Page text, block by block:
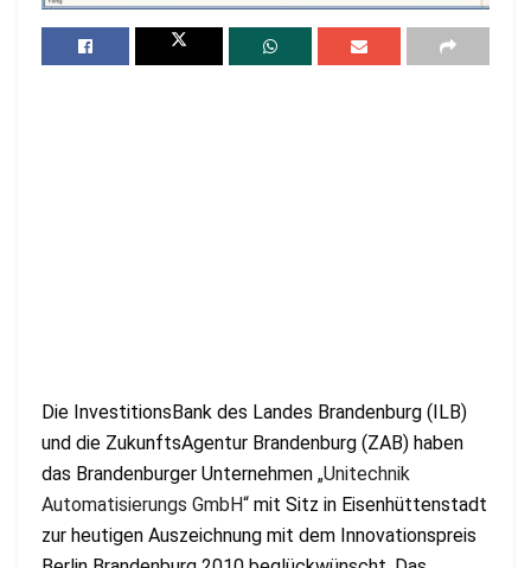
Die InvestitionsBank des Landes Brandenburg (ILB)
und die ZukunftsAgentur Brandenburg (ZAB) haben
das Brandenburger Unternehmen „Unitechnik
Automatisierungs GmbH“ mit Sitz in Eisenhüttenstadt
zur heutigen Auszeichnung mit dem Innovationspreis